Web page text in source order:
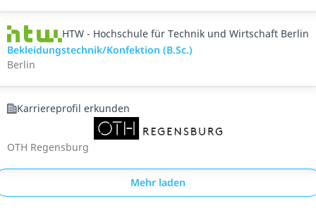
HTW - Hochschule für Technik und Wirtschaft Berlin
Bekleidungstechnik/Konfektion (B.Sc.)
Berlin
Karriereprofil erkunden
OTH Regensburg
Mehr laden